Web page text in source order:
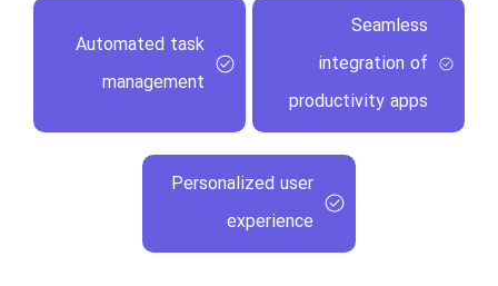
Seamless
integration of
productivity apps
Automated task
management
Personalized user
experience